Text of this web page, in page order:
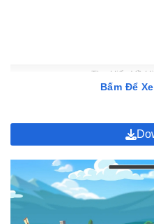
Tìm Hiểu Về
hảo giúp game thủ giải quyết
Với Hills Of Steel Hack full tiền
đắn đo khi muốn sở hữu những
Joker hay Phoenix. Bản hack
kho vũ khí tối tân và hệ thống
Bấm Để